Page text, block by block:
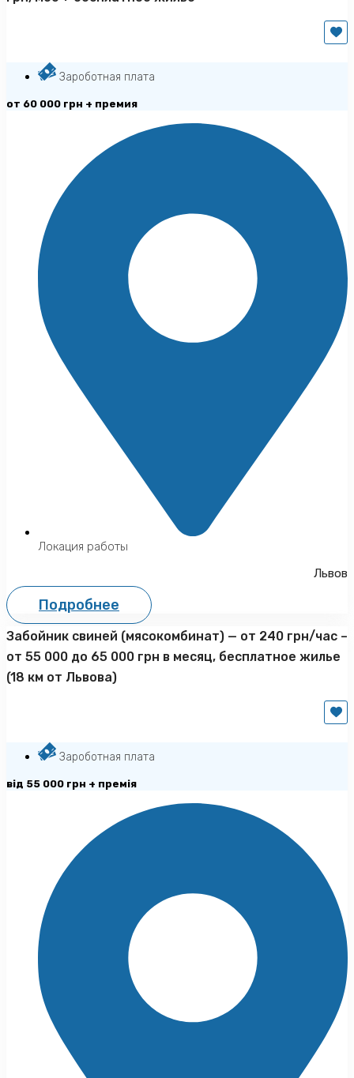
Зароботная плата
от 60 000 грн + премия
Локация работы
Львов
Подробнее
Забойник свиней (мясокомбинат) — от 240 грн/час –
от 55 000 до 65 000 грн в месяц, бесплатное жилье
(18 км от Львова)
Зароботная плата
від 55 000 грн + премія